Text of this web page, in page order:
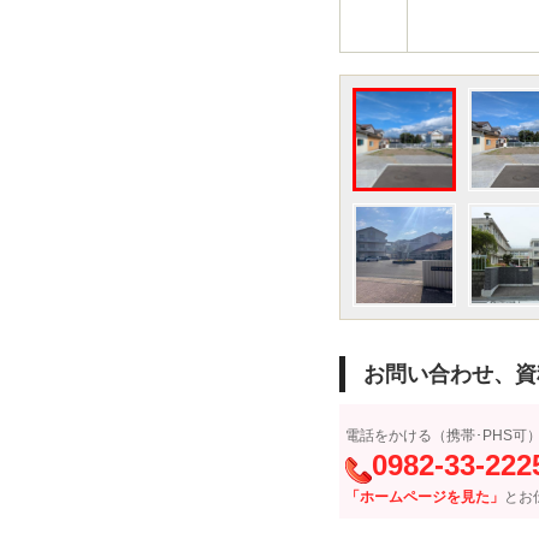
お問い合わせ、
電話をかける（携帯･PHS可
0982-33-
「ホームページを見た」 とお